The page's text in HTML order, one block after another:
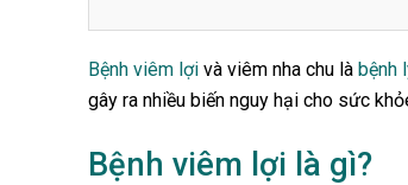
Bệnh viêm lợi và viêm nha chu là bệnh
gây ra nhiều biến nguy hại cho sức
Bệnh viêm lợi là gì?